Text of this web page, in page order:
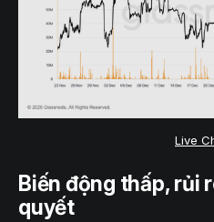
Live
Biến động thấp, rủi
quyết